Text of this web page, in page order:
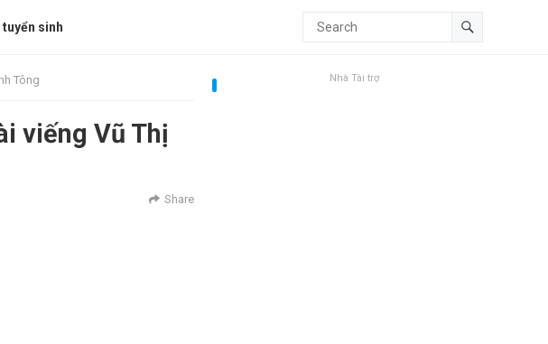
tuyển sinh
Tông
viếng Vũ Thị
Share
Nhà Tài trợ